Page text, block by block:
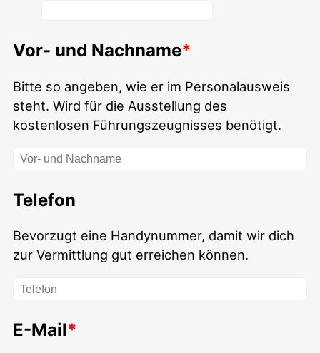
Vor- und Nachname
Bitte so angeben, wie er im Personalausweis
steht. Wird für die Ausstellung des
kostenlosen Führungszeugnisses benötigt.
Telefon
Bevorzugt eine Handynummer, damit wir dich
zur Vermittlung gut erreichen können.
E-Mail